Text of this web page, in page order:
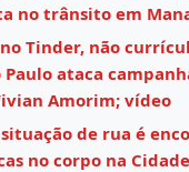
no trânsito em
Tinder, não
Paulo ataca
Amorim; vídeo
de rua é
no corpo na